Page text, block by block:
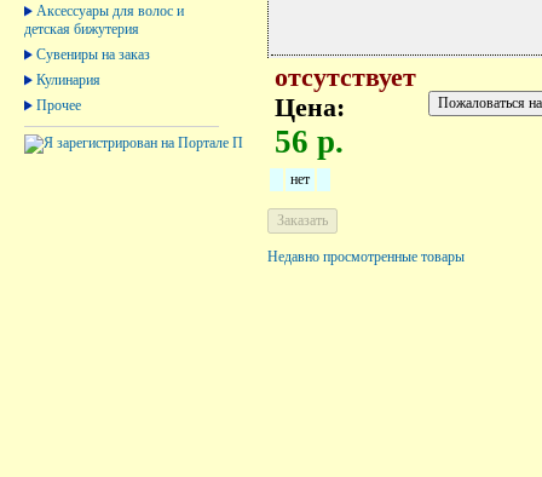
Аксессуары для волос и
детская бижутерия
Сувениры на заказ
Кулинария
Прочее
отсутствует
Цена:
56 р.
нет
Недавно просмотренные товары